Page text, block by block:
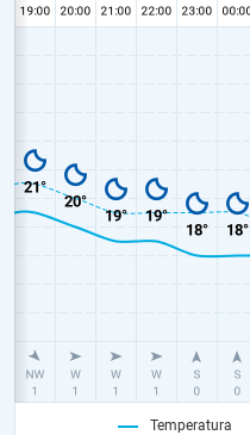
Temperatura